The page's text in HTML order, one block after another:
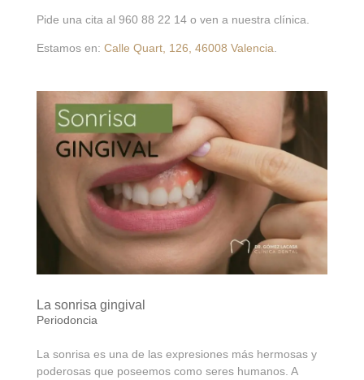
Pide una cita al 960 88 22 14 o ven a nuestra clínica.
Estamos en: Calle Quart, 126, 46008 Valencia
La sonrisa gingival
Periodoncia
La sonrisa es una de las expresiones más hermosas y
poderosas que poseemos como seres humanos. A